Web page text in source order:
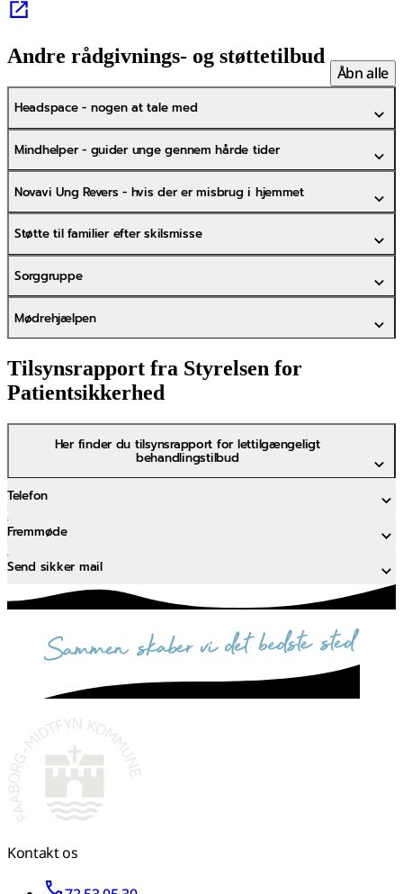
Andre rådgivnings- og støttetilbud
Åbn alle
Headspace - nogen at tale med
Mindhelper - guider unge gennem hårde tider
Novavi Ung Revers - hvis der er misbrug i hjemmet
Støtte til familier efter skilsmisse
Sorggruppe
Mødrehjælpen
Tilsynsrapport fra Styrelsen for
Patientsikkerhed
Her finder du tilsynsrapport for lettilgængeligt
behandlingstilbud
Telefon
Fremmøde
Send sikker mail
sammen skaber vi det bedste sted
Kontakt os